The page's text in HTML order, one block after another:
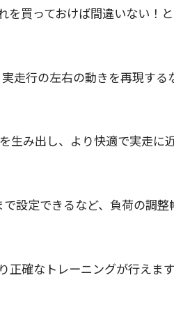
を買っておけば間違いない！
走行の左右の動きを再現する
生み出し、より快適で実走に
設定できるなど、負荷の調整
確なトレーニングが行えます